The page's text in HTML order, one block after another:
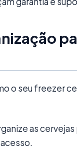
o seu freezer
as